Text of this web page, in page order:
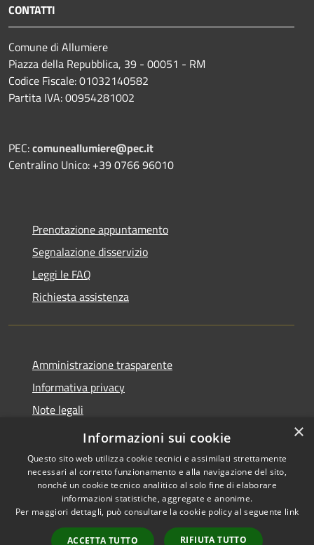
CONTATTI
Comune di Allumiere
Piazza della Repubblica, 39 - 00051 - RM
Codice Fiscale: 01032140582
Partita IVA: 00954281002
PEC:comuneallumiere@pec.it
Centralino Unico: +39 0766 96010
Prenotazione appuntamento
Segnalazione disservizio
Leggi le FAQ
Richiesta assistenza
Amministrazione trasparente
Informativa privacy
Note legali
Dichiarazione di accessibilità
Accessibilità
Copyright © 2026 • Comune di
Allumiere • Powered by
Municipium• Accesso
×
Informazioni sui cookie
Questo sito web utilizza cookie tecnici e assimilati strettamente
necessari al corretto funzionamento e alla navigazione del sito,
nonché un cookie tecnico analitico al solo fine di elaborare
informazioni statistiche, aggregate e anonime.
Per maggiori dettagli, può consultare la cookie policy al seguente link
ACCETTA TUTTO RIFIUTA TUTTO